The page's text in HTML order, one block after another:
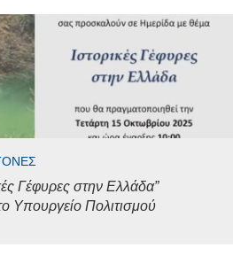
Γέφυρες στην Ελλάδα”
Υπουργείο Πολιτισμού